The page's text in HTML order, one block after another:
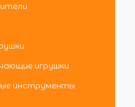
игрушки
инструменты